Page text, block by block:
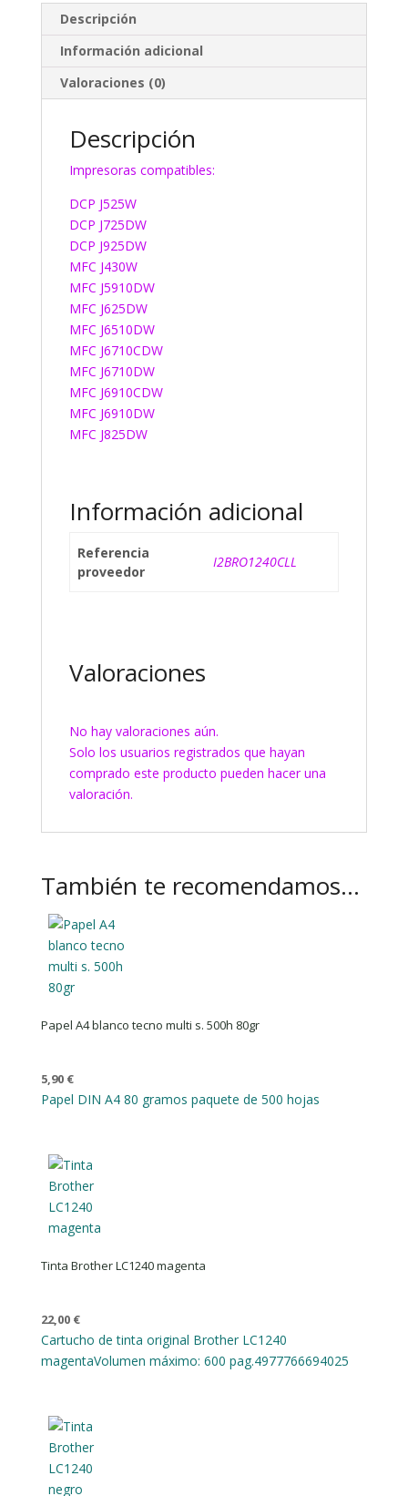
Descripción
Información adicional
Valoraciones (0)
Descripción
Impresoras compatibles:
DCP J525W
DCP J725DW
DCP J925DW
MFC J430W
MFC J5910DW
MFC J625DW
MFC J6510DW
MFC J6710CDW
MFC J6710DW
MFC J6910CDW
MFC J6910DW
MFC J825DW
Información adicional
Referencia
proveedor
I2BRO1240CLL
Valoraciones
No hay valoraciones aún.
Solo los usuarios registrados que hayan
comprado este producto pueden hacer una
valoración.
También te recomendamos…
Papel A4 blanco tecno multi s. 500h 80gr
5,90 €
Papel DIN A4 80 gramos paquete de 500 hojas
Tinta Brother LC1240 magenta
22,00 €
Cartucho de tinta original Brother LC1240
magentaVolumen máximo: 600 pag.4977766694025